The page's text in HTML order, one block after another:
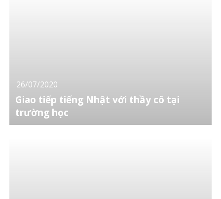
26/07/2020
Giao tiếp tiếng Nhật với thầy cô tại
trường học